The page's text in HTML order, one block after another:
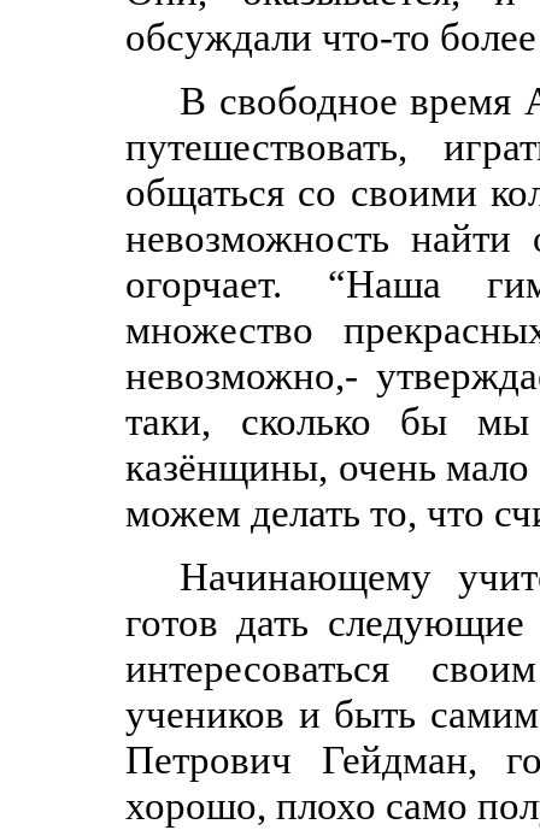
обсуждали что-то
В свободное время
путешествовать,
общаться со своими
невозможность
огорчает. “Наша
множество
невозможно,-
таки, сколько бы
казёнщины, очень
можем делать то, что
Начинающему
готов дать
интересоваться
учеников и быть
Петрович Гейдман,
хорошо, плохо само